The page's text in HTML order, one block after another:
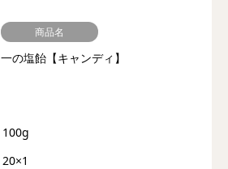
商品名
一の塩飴【キャンディ】
100g
20×1